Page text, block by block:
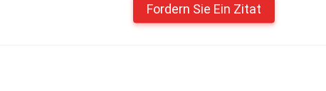
Fordern Sie Ein Zitat